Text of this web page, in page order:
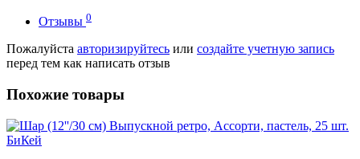
Отзывы 0
Пожалуйста авторизируйтесь или создайте учетную запись
перед тем как написать отзыв
Похожие товары